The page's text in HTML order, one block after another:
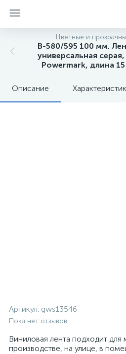
Цветные и
B-580/595 100 мм.
универсальная
Powermark, длина
Описание
Артикул: gws13546
Пока нет отзывов
Виниловая лента подходит для
производстве, на улице, в